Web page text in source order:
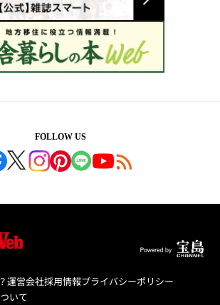
FOLLOW US
運営会社採用情報プライバシーポリシー
いて